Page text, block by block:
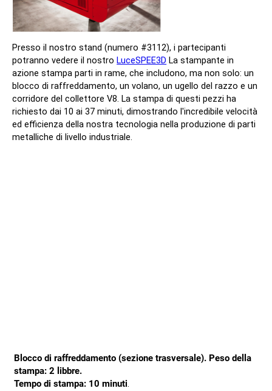
Presso il nostro stand (numero #3112), i partecipanti
potranno vedere il nostro LuceSPEE3D La stampante in
azione stampa parti in rame, che includono, ma non solo: un
blocco di raffreddamento, un volano, un ugello del razzo e un
corridore del collettore V8. La stampa di questi pezzi ha
richiesto dai 10 ai 37 minuti, dimostrando l'incredibile velocità
ed efficienza della nostra tecnologia nella produzione di parti
metalliche di livello industriale.
Blocco di raffreddamento (sezione trasversale). Peso della
stampa: 2 libbre.
Tempo di stampa: 10 minuti.